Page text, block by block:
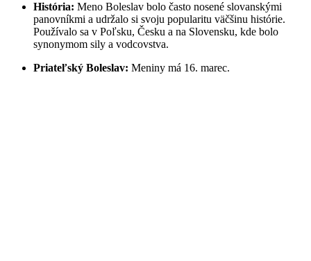
História: Meno Boleslav bolo často nosené slovanskými
panovníkmi a udržalo si svoju popularitu väčšinu histórie.
Používalo sa v Poľsku, Česku a na Slovensku, kde bolo
synonymom sily a vodcovstva.
Priateľský Boleslav: Meniny má 16. marec.